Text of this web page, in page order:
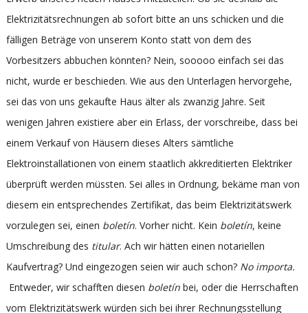
Elektrizitätsrechnungen ab sofort bitte an uns schicken und die
fälligen Beträge von unserem Konto statt von dem des
Vorbesitzers abbuchen könnten? Nein, sooooo einfach sei das
nicht, wurde er beschieden. Wie aus den Unterlagen hervorgehe,
sei das von uns gekaufte Haus älter als zwanzig Jahre. Seit
wenigen Jahren existiere aber ein Erlass, der vorschreibe, dass bei
einem Verkauf von Häusern dieses Alters sämtliche
Elektroinstallationen von einem staatlich akkreditierten Elektriker
überprüft werden müssten. Sei alles in Ordnung, bekäme man von
diesem ein entsprechendes Zertifikat, das beim Elektrizitätswerk
vorzulegen sei, einen boletín. Vorher nicht. Kein boletín, keine
Umschreibung des titular. Ach wir hätten einen notariellen
Kaufvertrag? Und eingezogen seien wir auch schon? No importa.
Entweder, wir schafften diesen boletínbei, oder die Herrschaften
vom Elektrizitätswerk würden sich bei ihrer Rechnungsstellung